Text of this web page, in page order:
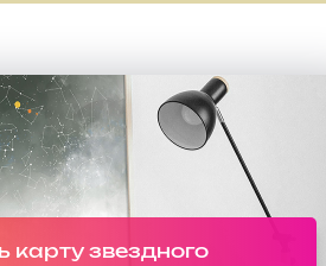
карту звездного